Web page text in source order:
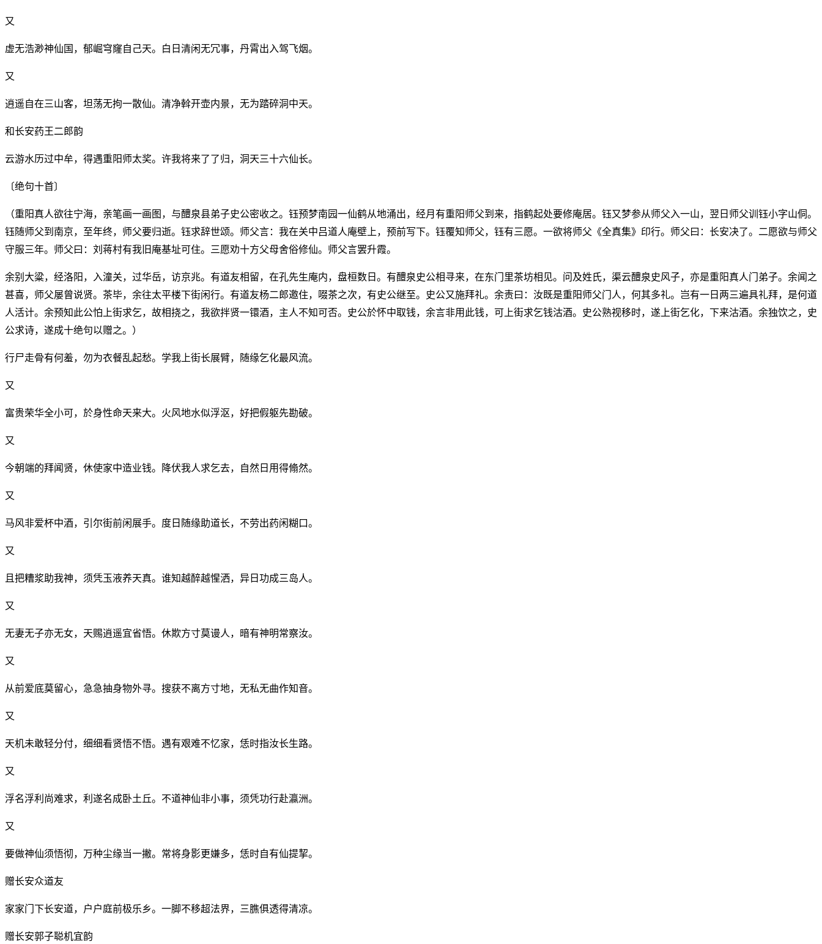
又
虚无浩渺神仙国，郁崛穹窿自己天。白日清闲无冗事，丹霄出入驾飞烟。
又
逍遥自在三山客，坦荡无拘一散仙。清净斡开壶内景，无为踏碎洞中天。
和长安药王二郎韵
云游水历过中牟，得遇重阳师太奖。许我将来了了归，洞天三十六仙长。
〔绝句十首〕
（重阳真人欲往宁海，亲笔画一画图，与醴泉县弟子史公密收之。钰预梦南园一仙鹤从地涌出，经月有重阳师父到来，指鹤起处要修庵居。钰又梦参从师父入一山，翌日师父训钰小字山侗。
钰随师父到南京，至年终，师父要归逝。钰求辞世颂。师父言：我在关中吕道人庵壁上，预前写下。钰覆知师父，钰有三愿。一欲将师父《全真集》印行。师父曰：长安决了。二愿欲与师父
守服三年。师父曰：刘蒋村有我旧庵基址可住。三愿劝十方父母舍俗修仙。师父言罢升霞。
余别大粱，经洛阳，入潼关，过华岳，访京兆。有道友相留，在孔先生庵内，盘桓数日。有醴泉史公相寻来，在东门里茶坊相见。问及姓氏，渠云醴泉史风子，亦是重阳真人门弟子。余闻之
甚喜，师父屡曾说贤。茶毕，余往太平楼下街闲行。有道友杨二郎邀住，啜茶之次，有史公继至。史公又施拜礼。余责曰：汝既是重阳师父门人，何其多礼。岂有一日两三遍具礼拜，是何道
人活计。余预知此公怕上街求乞，故相挠之，我欲拌贤一镮酒，主人不知可否。史公於怀中取钱，余言非用此钱，可上街求乞钱沽酒。史公熟视移时，遂上街乞化，下来沽酒。余独饮之，史
公求诗，遂成十绝句以赠之。）
行尸走骨有何羞，勿为衣餐乱起愁。学我上街长展臂，随缘乞化最风流。
又
富贵荣华全小可，於身性命天来大。火风地水似浮沤，好把假躯先勘破。
又
今朝端的拜闻贤，休使家中造业钱。降伏我人求乞去，自然日用得翛然。
又
马风非爱杯中酒，引尔街前闲展手。度日随缘助道长，不劳出药闲糊口。
又
且把糟浆助我神，须凭玉液养天真。谁知越醉越惺洒，异日功成三岛人。
又
无妻无子亦无女，天赐逍遥宜省悟。休欺方寸莫谩人，暗有神明常察汝。
又
从前爱底莫留心，急急抽身物外寻。搜获不离方寸地，无私无曲作知音。
又
天机未敢轻分付，细细看贤悟不悟。遇有艰难不忆家，恁时指汝长生路。
又
浮名浮利尚难求，利遂名成卧土丘。不道神仙非小事，须凭功行赴瀛洲。
又
要做神仙须悟彻，万种尘缘当一撇。常将身影更嫌多，恁时自有仙提挈。
赠长安众道友
家家门下长安道，户户庭前极乐乡。一脚不移超法界，三膲俱透得清凉。
赠长安郭子聪机宜韵